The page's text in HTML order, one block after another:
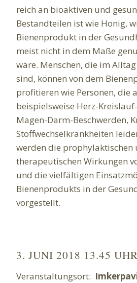
reich an bioaktiven und
Bestandteilen ist wie Honig,
Bienenprodukt in der
meist nicht in dem Maße
wäre. Menschen, die im
sind, können von dem
profitieren wie Personen, die
beispielsweise Herz-
Magen-Darm-Beschwerden,
Stoffwechselkrankheiten
werden die prophylaktischen
therapeutischen Wirkungen
und die vielfältigen
Bienenprodukts in der
vorgestellt.
3. JUNI 2018 13.45 UHR
Veranstaltungsort: